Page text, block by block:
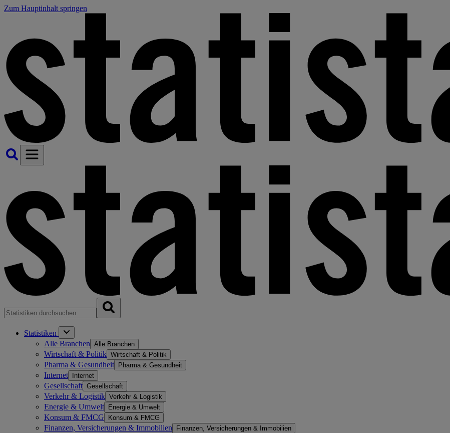
Zum Hauptinhalt springen
Statistiken
Alle Branchen Alle Branchen
Wirtschaft & Politik Wirtschaft & Politik
Pharma & Gesundheit Pharma & Gesundheit
Internet Internet
Gesellschaft Gesellschaft
Verkehr & Logistik Verkehr & Logistik
Energie & Umwelt Energie & Umwelt
Konsum & FMCG Konsum & FMCG
Finanzen, Versicherungen & Immobilien Finanzen, Versicherungen & Immobilien